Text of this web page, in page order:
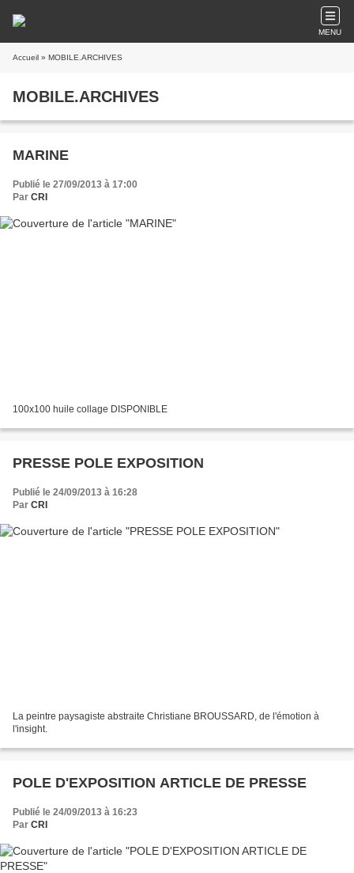
MENU
Accueil » MOBILE.ARCHIVES
MOBILE.ARCHIVES
MARINE
Publié le 27/09/2013 à 17:00
Par CRI
100x100 huile collage DISPONIBLE
PRESSE POLE EXPOSITION
Publié le 24/09/2013 à 16:28
Par CRI
La peintre paysagiste abstraite Christiane BROUSSARD, de l'émotion à
l'insight.
POLE D'EXPOSITION ARTICLE DE PRESSE
Publié le 24/09/2013 à 16:23
Par CRI